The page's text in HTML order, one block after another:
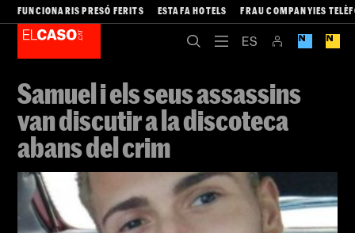
FUNCIONARIS PRESÓ FERITS ESTAFA HOTELS FRAU COMPANYIES
Samuel i els seus assassins
van discutir a la discoteca
abans del crim